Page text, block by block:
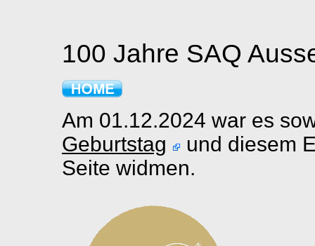
100 Jahre SAQ
Am 01.12.2024 war es
Geburtstag
und diesem
Seite widmen.